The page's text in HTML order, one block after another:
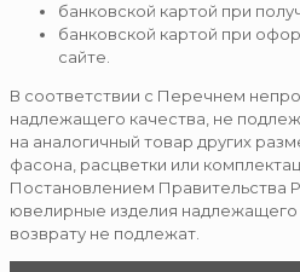
банковской картой при
банковской картой при
сайте.
В соответствии с Перечнем
надлежащего качества, не
на аналогичный товар других
фасона, расцветки или
Постановлением Правительства
ювелирные изделия надлежащего
возврату не подлежат.